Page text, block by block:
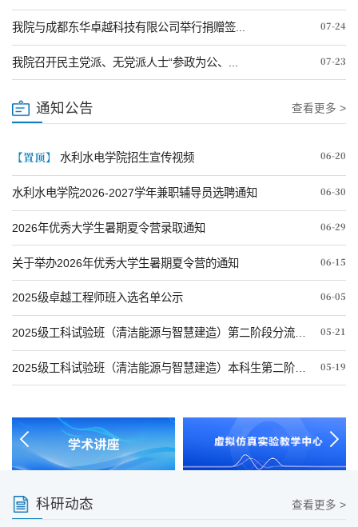
我院与成都东华卓越科技有限公司举行捐赠签... 07-24
我院召开民主党派、无党派人士“参政为公、... 07-23
通知公告 查看更多 >
【置顶】 水利水电学院招生宣传视频 06-20
水利水电学院2026-2027学年兼职辅导员选聘通知 06-30
2026年优秀大学生暑期夏令营录取通知 06-29
关于举办2026年优秀大学生暑期夏令营的通知 06-15
2025级卓越工程师班入选名单公示 06-05
2025级工科试验班（清洁能源与智慧建造）第二阶段分流拟录取... 05-21
05-19
科研动态 查看更多 >